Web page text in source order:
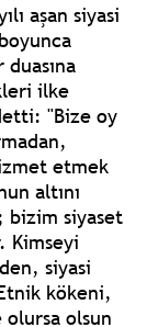
aşan siyasi
ilke
"Bize oy
etmek
altını
siyaset
Kimseyi
siyasi
kökeni,
olsun